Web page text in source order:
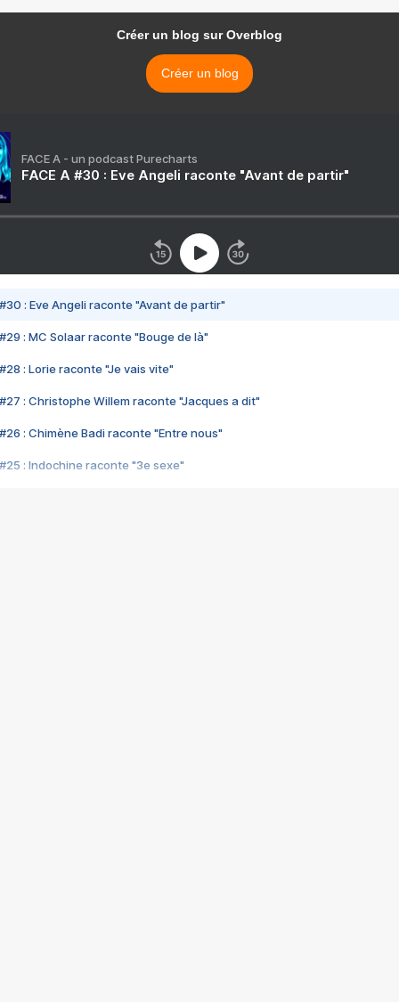
Créer un blog sur Overblog
Créer un blog
FACE A - un podcast Purecharts
FACE A #30 : Eve Angeli raconte "Avant de partir"
#30 : Eve Angeli raconte "Avant de partir"
#29 : MC Solaar raconte "Bouge de là"
#28 : Lorie raconte "Je vais vite"
#27 : Christophe Willem raconte "Jacques a dit"
#26 : Chimène Badi raconte "Entre nous"
#25 : Indochine raconte "3e sexe"